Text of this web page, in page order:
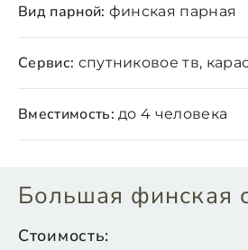
Вид парной: финская парная
Сервис: спутниковое тв,
Вместимость: до 4 человека
Большая финская
Стоимость: